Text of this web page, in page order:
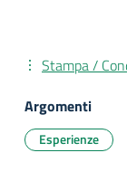
Stampa /
Argomenti
Esperienze